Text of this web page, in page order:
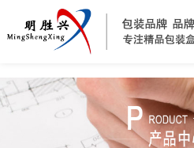
乐动·网站注册